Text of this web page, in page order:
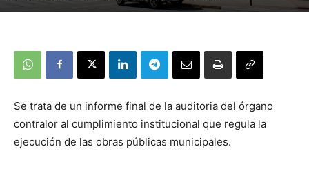
Se trata de un informe final de la auditoria del órgano
contralor al cumplimiento institucional que regula la
ejecución de las obras públicas municipales.